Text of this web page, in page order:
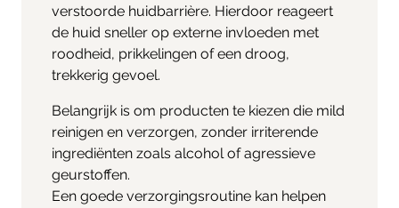
verstoorde huidbarrière. Hierdoor reageert
de huid sneller op externe invloeden met
roodheid, prikkelingen of een droog,
trekkerig gevoel.
Belangrijk is om producten te kiezen die mild
reinigen en verzorgen, zonder irriterende
ingrediënten zoals alcohol of agressieve
geurstoffen.
Een goede verzorgingsroutine kan helpen